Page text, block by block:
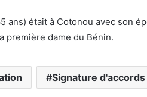
ans) était à Cotonou avec son
première dame du Bénin.
Signature d'accords